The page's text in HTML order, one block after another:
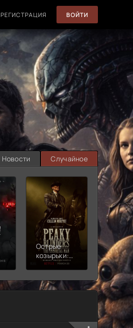
РЕГИСТРАЦИЯ ВОЙТИ
Новости Случайное
Острые
козырьки:
Бессмертный
7.187
2